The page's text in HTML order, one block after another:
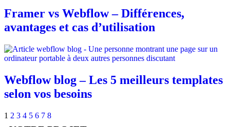
Framer vs Webflow – Différences,
avantages et cas d’utilisation
Webflow blog – Les 5 meilleurs templates
selon vos besoins
1 2 3 4 5 6 7 8